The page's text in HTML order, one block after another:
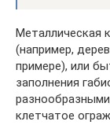
Металлическая
(например,
примере), или
заполнения
клетчатое